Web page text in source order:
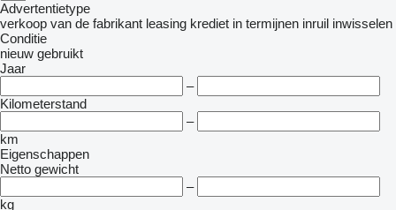
Advertentietype
verkoop van de fabrikant leasing krediet in termijnen inruil inwisselen
Conditie
nieuw gebruikt
Jaar
–
Kilometerstand
–
km
Eigenschappen
Netto gewicht
–
kg